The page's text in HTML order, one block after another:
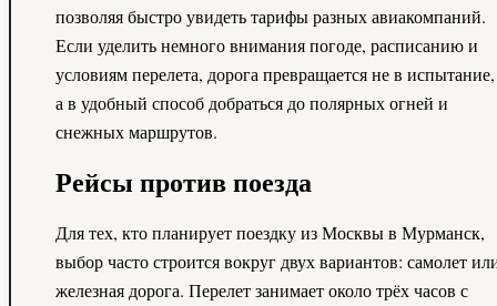
позволяя быстро увидеть тарифы разных авиакомпаний.
Если уделить немного внимания погоде, расписанию и
условиям перелета, дорога превращается не в испытание,
а в удобный способ добраться до полярных огней и
снежных маршрутов.
Рейсы против поезда
Для тех, кто планирует поездку из Москвы в Мурманск,
выбор часто строится вокруг двух вариантов: самолет
железная дорога. Перелет занимает около трёх часов с